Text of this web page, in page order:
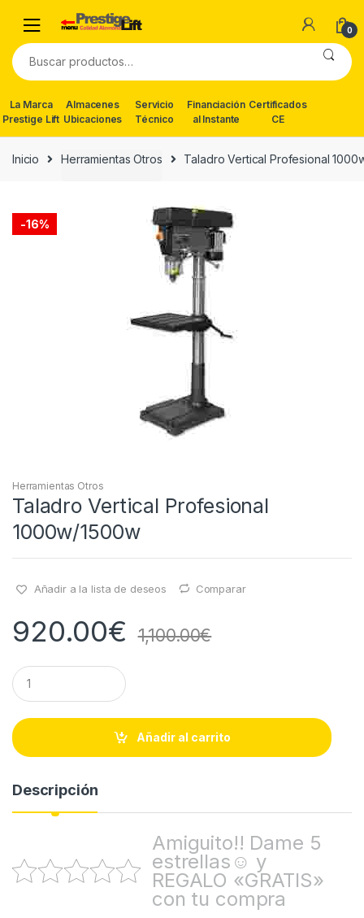
navigation
content
0
Buscar
por:
La Marca
Prestige Lift
Almacenes
Ubicaciones
Servicio
Técnico
Financiación
al Instante
Certificados
CE
Inicio Herramientas Otros Taladro Vertical Profesional
-16%
Herramientas Otros
Taladro Vertical Profesional
1000w/1500w
Añadir a la lista de deseos Comparar
920.00€ 1,100.00€
Q
u
a
t
i
Añadir al carrito
Descripción
Amiguito!! Dame 5
estrellas☺ y
REGALO «GRATIS»
con tu compra